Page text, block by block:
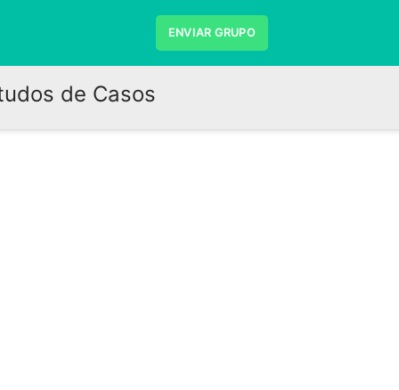
ENVIAR GRUPO
de Casos